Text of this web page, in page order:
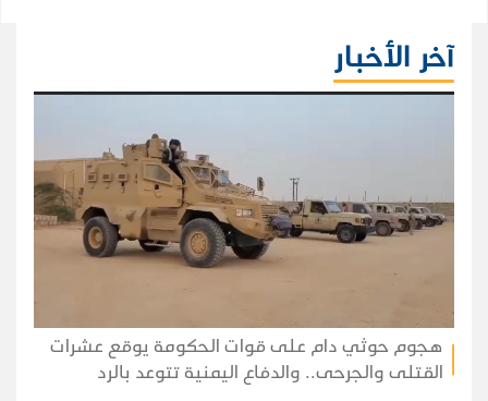
آخر الأخبار
هجوم حوثي دام على قوات الحكومة يوقع عشرات
القتلى والجرحى.. والدفاع اليمنية تتوعد بالرد